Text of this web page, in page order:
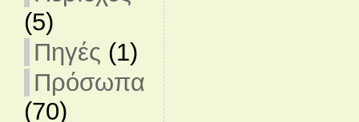
(5)
Πηγές (1)
Πρόσωπα
(70)